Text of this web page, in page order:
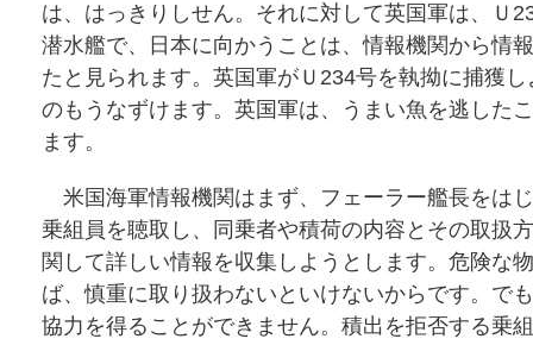
は、はっきりしせん。それに対して英国軍は、Ｕ
潜水艦で、日本に向かうことは、情報機関から情
たと見られます。英国軍がＵ234号を執拗に捕獲
のもうなずけます。英国軍は、うまい魚を逃した
ます。
米国海軍情報機関はまず、フェーラー艦長をは
乗組員を聴取し、同乗者や積荷の内容とその取扱
関して詳しい情報を収集しようとします。危険な
ば、慎重に取り扱わないといけないからです。で
協力を得ることができません。積出を拒否する乗